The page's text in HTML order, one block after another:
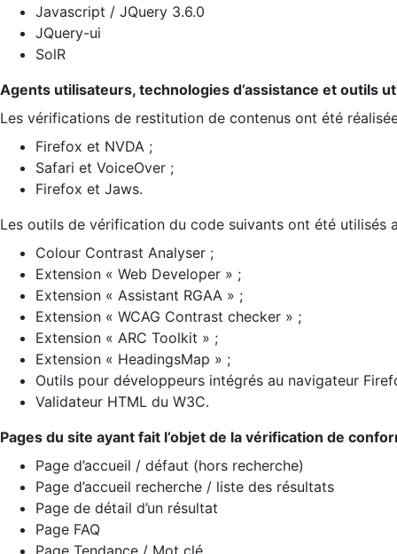
Javascript / JQuery 3.6.0
JQuery-ui
SolR
Agents utilisateurs, technologies d’assistance et outils
Les vérifications de restitution de contenus ont été
Firefox et NVDA ;
Safari et VoiceOver ;
Firefox et Jaws.
Les outils de vérification du code suivants ont été utilisés
Colour Contrast Analyser ;
Extension « Web Developer » ;
Extension « Assistant RGAA » ;
Extension « WCAG Contrast checker » ;
Extension « ARC Toolkit » ;
Extension « HeadingsMap » ;
Outils pour développeurs intégrés au navigateur
Validateur HTML du W3C.
Pages du site ayant fait l’objet de la vérification de
Page d’accueil / défaut (hors recherche)
Page d’accueil recherche / liste des résultats
Page de détail d’un résultat
Page FAQ
Page Tendance / Mot clé